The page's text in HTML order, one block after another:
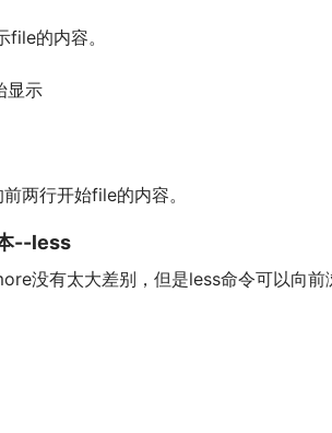
file的内容。
显示
两行开始file的内容。
--less
没有太大差别，但是less命令可以向